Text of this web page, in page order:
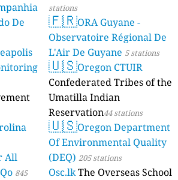
De
All
845
stations
🇫🇷ORA Guyane -
Observatoire Régional De
L'Air De Guyane 5 stations
🇺🇸Oregon CTUIR
Confederated Tribes of the
Umatilla Indian
Reservation44 stations
🇺🇸Oregon Department
Of Environmental Quality
(DEQ) 205 stations
Osc.lkThe Overseas School